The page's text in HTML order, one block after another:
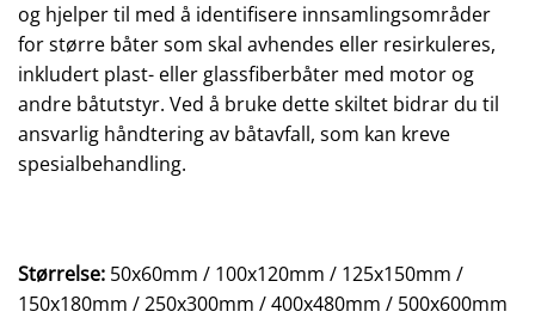
og hjelper til med å identifisere innsamlingsområder
for større båter som skal avhendes eller resirkuleres,
inkludert plast- eller glassfiberbåter med motor og
andre båtutstyr. Ved å bruke dette skiltet bidrar du til
ansvarlig håndtering av båtavfall, som kan kreve
spesialbehandling.
Størrelse: 50x60mm / 100x120mm / 125x150mm /
150x180mm / 250x300mm / 400x480mm / 500x600mm